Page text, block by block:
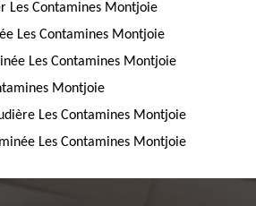
Les Contamines Montjoie
Les Contamines Montjoie
Les Contamines Montjoie
Montjoie
Les Contamines Montjoie
Les Contamines Montjoie